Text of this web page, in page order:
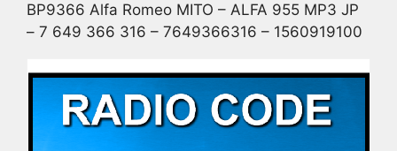
BP9366 Alfa Romeo MITO – ALFA 955 MP3 JP
– 7 649 366 316 – 7649366316 – 1560919100